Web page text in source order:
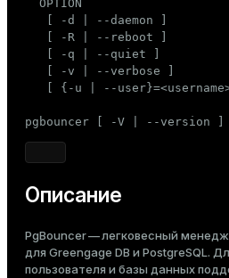
Темная
  OPTION
   [ -d | --daemon ]
   [ -R | --reboot ]
   [ -q | --quiet ]
   [ -v | --verbose ]
[ {-u | --user}=<username>
pgbouncer [ -V | --
Описание
PgBouncer — легковесный
для Greengage DB и PostgreSQL.
пользователя и базы данных